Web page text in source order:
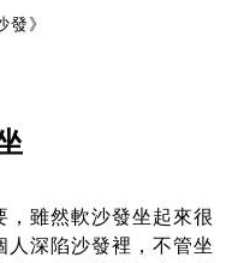
》
雖然軟沙發坐起來很
深陷沙發裡，不管坐